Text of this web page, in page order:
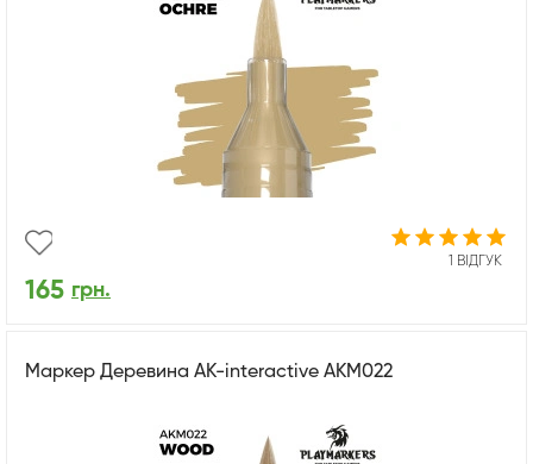
1 ВІДГУК
165 грн.
Маркер Деревина AK-interactive AKM022